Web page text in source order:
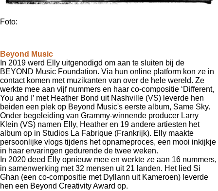
Foto:
Beyond Music
In 2019 werd Elly uitgenodigd om aan te sluiten bij de
BEYOND Music Foundation. Via hun online platform kon ze in
contact komen met muzikanten van over de hele wereld. Ze
werkte mee aan vijf nummers en haar co-compositie ‘Different,
You and I’ met Heather Bond uit Nashville (VS) leverde hen
beiden een plek op Beyond Music's eerste album, Same Sky.
Onder begeleiding van Grammy-winnende producer Larry
Klein (VS) namen Elly, Heather en 19 andere artiesten het
album op in Studios La Fabrique (Frankrijk). Elly maakte
persoonlijke vlogs tijdens het opnameproces, een mooi inkijkje
in haar ervaringen gedurende de twee weken.
In 2020 deed Elly opnieuw mee en werkte ze aan 16 nummers,
in samenwerking met 32 ​​mensen uit 21 landen. Het lied Si
Ghan (een co-compositie met Dyllann uit Kameroen) leverde
hen een Beyond Creativity Award op.